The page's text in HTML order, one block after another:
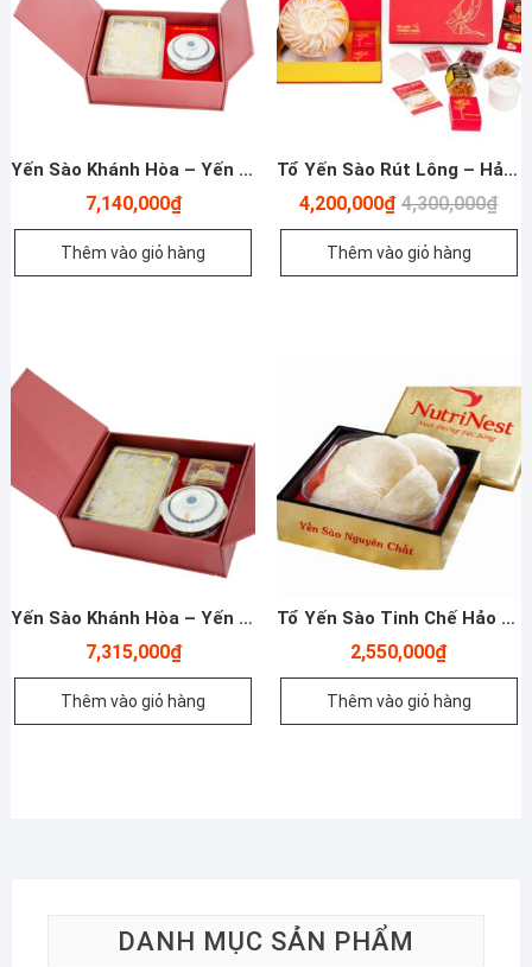
Yến Sào Khánh Hòa – Yến Đảo Tinh Chế Hộp 100g 014G
7,140,000₫
Thêm vào giỏ hàng
Tổ Yến Sào Rút Lông – Hảo Hạng – 100g
4,300,000₫Giá
là:
4,200,000₫
Giá
tại
Thêm vào giỏ hàng
Yến Sào Khánh Hòa – Yến Đảo Tinh Chế 014GS – Hộp 100g
7,315,000₫
Thêm vào giỏ hàng
Tổ Yến Sào Tinh Chế Hảo Hạng – Nutrinest – 50g
2,550,000₫
Thêm vào giỏ hàng
DANH MỤC SẢN PHẨM